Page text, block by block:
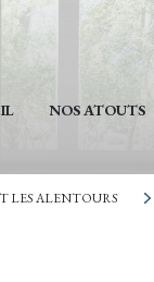
NOS ATOUTS
LES ALENTOURS